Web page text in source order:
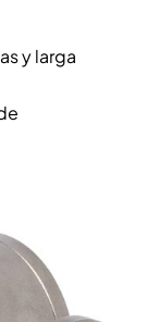
y larga